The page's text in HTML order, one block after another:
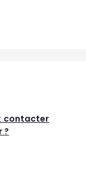
contacter
?